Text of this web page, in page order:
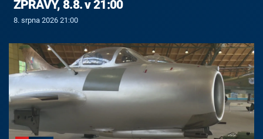
ZPRÁVY, 8.8. v 21:00
8. srpna 2026 21:00